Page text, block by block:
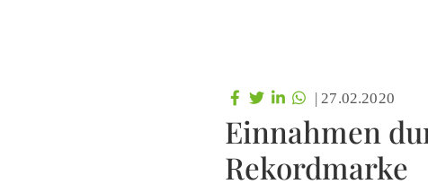
|27.02.2020
Einnahmen
Rekordmarke